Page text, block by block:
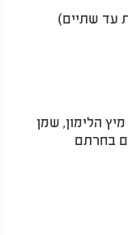
עד שתיים)
הלימון, שמן
בחרתם